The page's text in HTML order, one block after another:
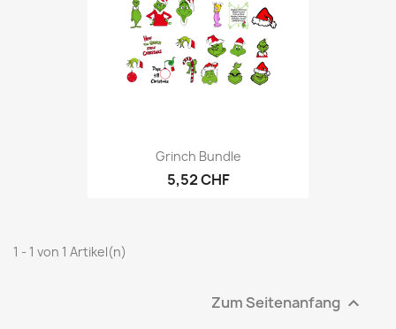
Grinch Bundle
5,52 CHF
1 - 1 von 1 Artikel(n)
Zum Seitenanfang 